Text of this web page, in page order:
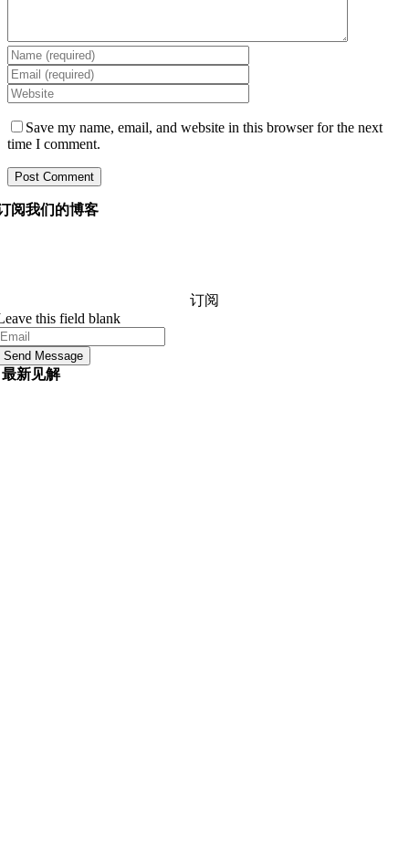
Save my name, email, and website in this browser for the next
time I comment.
阅我们的博客
订阅
this field blank
Send Message
最新见解